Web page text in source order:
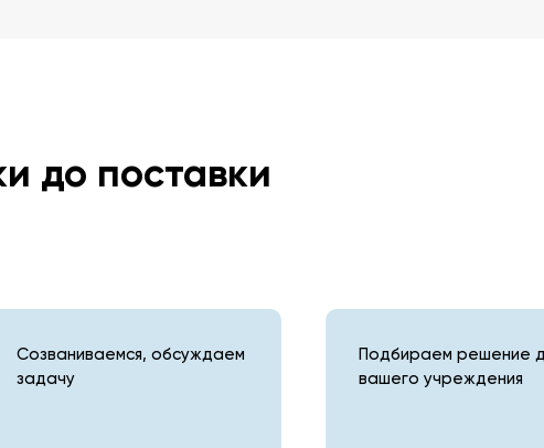
до поставки
Созваниваемся, обсуждаем
задачу
Подбираем решение
вашего учреждения